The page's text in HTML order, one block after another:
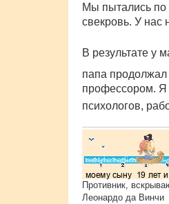
и
е
Мы пытались по
свекровь. У нас
В результате у
папа
профессором. Я
психологов,
Противник,
Леонардо да Винчи